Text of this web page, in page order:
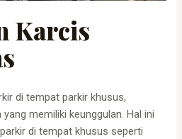
Karcis
di tempat parkir khusus,
memiliki keunggulan. Hal ini
di tempat khusus seperti